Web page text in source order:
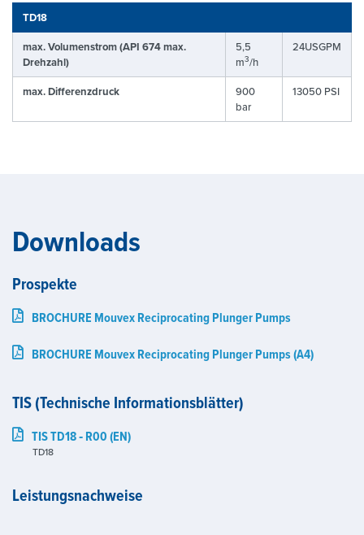
TD18
max. Volumenstrom (API 674 max.
Drehzahl)
5,5
m3/h
24USGPM
max. Differenzdruck
900
bar
13050 PSI
Downloads
Prospekte
BROCHURE Mouvex Reciprocating Plunger Pumps
BROCHURE Mouvex Reciprocating Plunger Pumps (A4)
TIS (Technische Informationsblätter)
TIS TD18 ‑ R00 (EN)
TD18
Leistungsnachweise